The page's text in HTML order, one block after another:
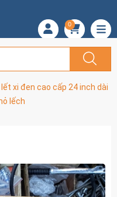
0
lết xi đen cao cấp 24 inch dài
lếch